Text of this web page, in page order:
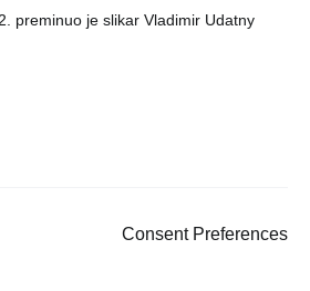
preminuo je slikar Vladimir Udatny
Consent Preferences